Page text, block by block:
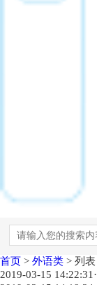
首页 > 外语类 > 列表
2019-03-15 14:22:31 ·